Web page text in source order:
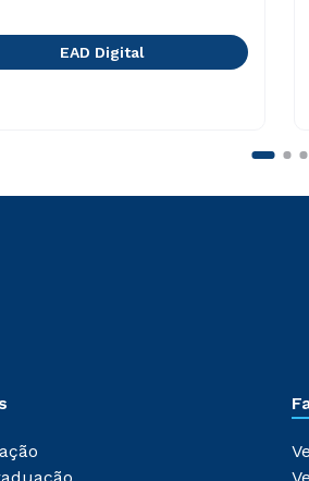
EAD Digital